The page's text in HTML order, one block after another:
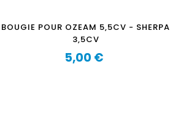
BOUGIE POUR OZEAM 5,5CV - SHERPA
3,5CV
Prix
5,00 €